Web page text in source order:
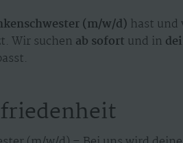
(m/w/d) hast und
Wir suchen ab sofort und in